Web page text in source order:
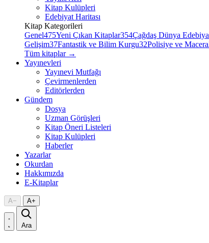
Kitap Kulüpleri
Edebiyat Haritası
Kitap Kategorileri
Genel475Yeni Çıkan Kitaplar354Çağdaş Dünya
Gelişim37Fantastik ve Bilim Kurgu32Polisiye ve Macera
Tüm kitaplar →
Yayınevleri
Yayınevi Mutfağı
Çevirmenlerden
Editörlerden
Gündem
Dosya
Uzman Görüşleri
Kitap Öneri Listeleri
Kitap Kulüpleri
Haberler
Yazarlar
Okurdan
Hakkımızda
E-Kitaplar
A− A+
Ara